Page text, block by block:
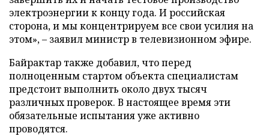
электроэнергии к концу года. И российская
сторона, и мы концентрируем все свои усилия на
этом», – заявил министр в телевизионном эфире.
Байрактар также добавил, что перед
полноценным стартом объекта специалистам
предстоит выполнить около двух тысяч
различных проверок. В настоящее время эти
обязательные испытания уже активно
проводятся.